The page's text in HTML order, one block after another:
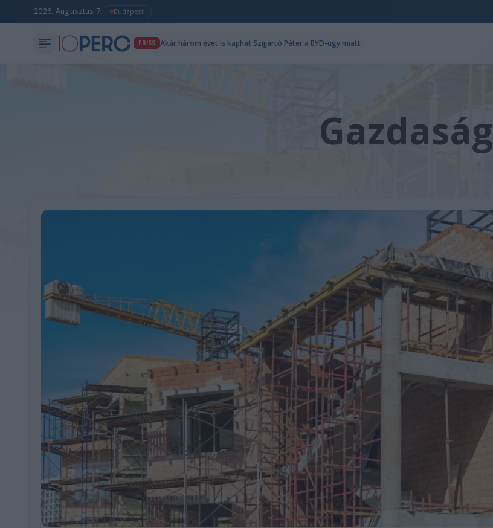
2026. Augusztus 7. Budapest
FRISS Akár három évet is kaphat Szijjártó Péter a BYD-ügy miatt
Gazdaság